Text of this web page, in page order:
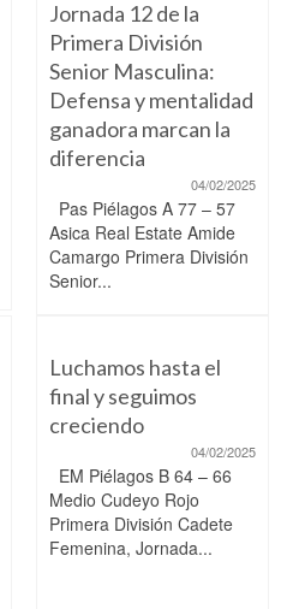
Jornada 12 de la
Primera División
Senior Masculina:
Defensa y mentalidad
ganadora marcan la
diferencia
04/02/2025
Pas Piélagos A 77 – 57
Asica Real Estate Amide
Camargo Primera División
Senior...
Luchamos hasta el
final y seguimos
creciendo
04/02/2025
EM Piélagos B 64 – 66
Medio Cudeyo Rojo
Primera División Cadete
Femenina, Jornada...